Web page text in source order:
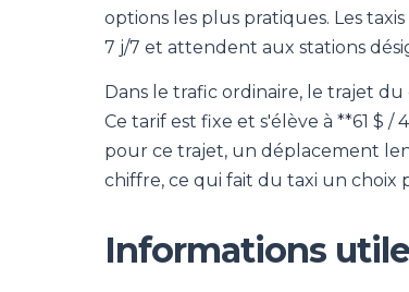
options les plus pratiques. Les
7 j/7 et attendent aux stations
Dans le trafic ordinaire, le trajet
Ce tarif est fixe et s'élève à **61 $
pour ce trajet, un déplacement
chiffre, ce qui fait du taxi un choix
Informations